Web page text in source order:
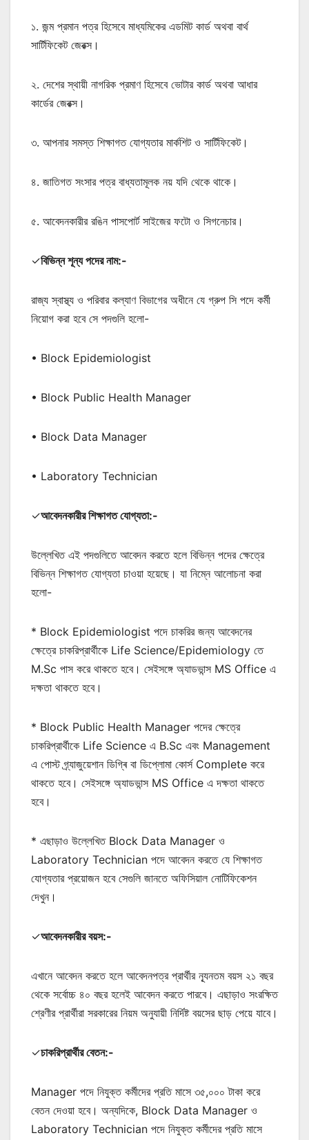
১. জন্ম প্রমান পত্র হিসেবে মাধ্যমিকের এডমিট কার্ড অথবা বার্থ
সার্টিফিকেট জেরক্স।
২. দেশের স্থায়ী নাগরিক প্রমাণ হিসেবে ভোটার কার্ড অথবা আধার
কার্ডের জেরক্স।
৩. আপনার সমস্ত শিক্ষাগত যোগ্যতার মার্কশিট ও সার্টিফিকেট।
৪. জাতিগত সংসার পত্র বাধ্যতামূলক নয় যদি থেকে থাকে।
৫. আবেদনকারীর রঙিন পাসপোর্ট সাইজের ফটো ও সিগনেচার।
✓বিভিন্ন শূন্য পদের নাম:-
রাজ্য স্বাস্থ্য ও পরিবার কল্যাণ বিভাগের অধীনে যে গ্রুপ সি পদে কর্মী
নিয়োগ করা হবে সে পদগুলি হলো-
• Block Epidemiologist
• Block Public Health Manager
• Block Data Manager
• Laboratory Technician
✓আবেদনকারীর শিক্ষাগত যোগ্যতা:-
উল্লেখিত এই পদগুলিতে আবেদন করতে হলে বিভিন্ন পদের ক্ষেত্রে
বিভিন্ন শিক্ষাগত যোগ্যতা চাওয়া হয়েছে। যা নিম্নে আলোচনা করা
হলো-
* Block Epidemiologist পদে চাকরির জন্য আবেদনের
ক্ষেত্রে চাকরিপ্রার্থীকে Life Science/Epidemiology তে
M.Sc পাস করে থাকতে হবে। সেইসঙ্গে অ্যাডভান্স MS Office এ
দক্ষতা থাকতে হবে।
* Block Public Health Manager পদের ক্ষেত্রে
চাকরিপ্রার্থীকে Life Science এ B.Sc এবং Management
এ পোস্ট গ্ৰ্যাজুয়েশান ডিগ্ৰি বা ডিপ্লোমা কোর্স Complete করে
থাকতে হবে। সেইসঙ্গে অ্যাডভান্স MS Office এ দক্ষতা থাকতে
হবে।
* এছাড়াও উল্লেখিত Block Data Manager ও
Laboratory Technician পদে আবেদন করতে যে শিক্ষাগত
যোগ্যতার প্রয়োজন হবে সেগুলি জানতে অফিসিয়াল নোটিফিকেশন
দেখুন।
✓আবেদনকারীর বয়স:-
এখানে আবেদন করতে হলে আবেদনপত্র প্রার্থীর ন্যূনতম বয়স ২১ বছর
থেকে সর্বোচ্চ ৪০ বছর হলেই আবেদন করতে পারবে। এছাড়াও সংরক্ষিত
শ্রেণীর প্রার্থীরা সরকারের নিয়ম অনুযায়ী নির্দিষ্ট বয়সের ছাড় পেয়ে যাবে।
✓চাকরিপ্রার্থীর বেতন:-
Manager পদে নিযুক্ত কর্মীদের প্রতি মাসে ৩৫,০০০ টাকা করে
বেতন দেওয়া হবে। অন্যদিকে, Block Data Manager ও
Laboratory Technician পদে নিযুক্ত কর্মীদের প্রতি মাসে